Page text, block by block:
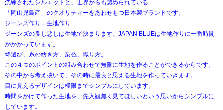
洗練されたシルエットと、世界からも認められている
「岡山児島産」のクオリティーをあわせもつ日本製ブランドです。
ジーンズ作り＝生地作り
ジーンズの良し悪しは生地で決まります。JAPAN BLUEは生地作りに一番時間
がかかっています。
綿選び、糸の紡ぎ方、染色、織り方。
この４つのポイントの組み合わせで無限に生地を作ることができるからです。
その中から考え抜いて、その時に最良と思える生地を作っていきます。
目に見えるデザインは極限までシンプルにしています。
時間をかけて作った生地を、先入観無く見てほしいという思いからシンプルに
しています。